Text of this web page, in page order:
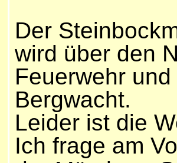
Der
wird über den
Feuerwehr
Bergwacht.
Leider ist die
Ich frage am